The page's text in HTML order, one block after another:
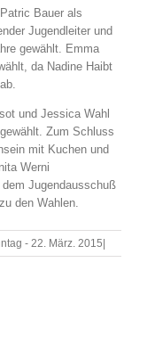
Bauer als
Jugendleiter und
gewählt. Emma
da Nadine Haibt
und Jessica Wahl
Zum Schluss
mit Kuchen und
Werni
Jugendausschuß
den Wahlen.
- 22. März. 2015|